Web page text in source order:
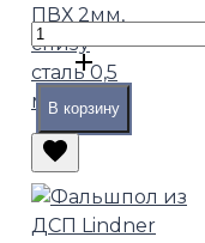
ПВХ 2мм,
снизу
сталь 0,5
ммВ корзину